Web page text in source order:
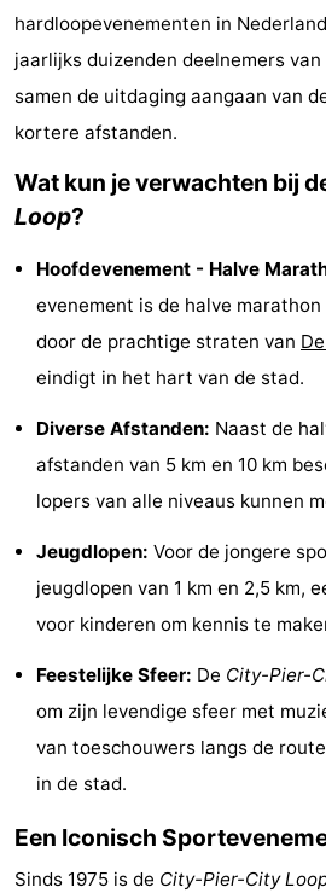
&
doen
Bezienswaardigheden
-
Musea
-
Monumenten
-
Rondvaarten
Speeltuinen
Binnenspeeltuinen
Dorpen
Steden
Natuur
Rondleidingen
Sporten
Fietsen
Wandelen
-
hardloopevenementen in
jaarlijks duizenden deelnemers
samen de uitdaging aangaan van
kortere afstanden.
Wat kun je verwachten bij
Loop?
Hoofdevenement - Halve
evenement is de halve marathon
door de prachtige straten van
eindigt in het hart van de stad.
Diverse Afstanden: Naast de
afstanden van 5 km en 10 km
lopers van alle niveaus kunnen
Jeugdlopen: Voor de jongere
jeugdlopen van 1 km en 2,5 km,
voor kinderen om kennis te
Feestelijke Sfeer: De City-Pier-
om zijn levendige sfeer met
van toeschouwers langs de
in de stad.
Een Iconisch
Sinds 1975 is de City-Pier-City